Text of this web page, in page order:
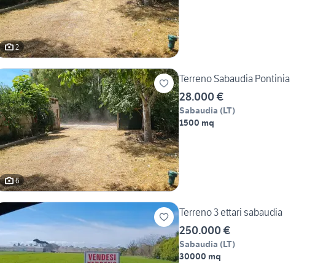
2
6
Terreno Sabaudia Pontinia
28.000 €
Sabaudia (LT)
1500 mq
Terreno 3 ettari sabaudia
250.000 €
Sabaudia (LT)
30000 mq